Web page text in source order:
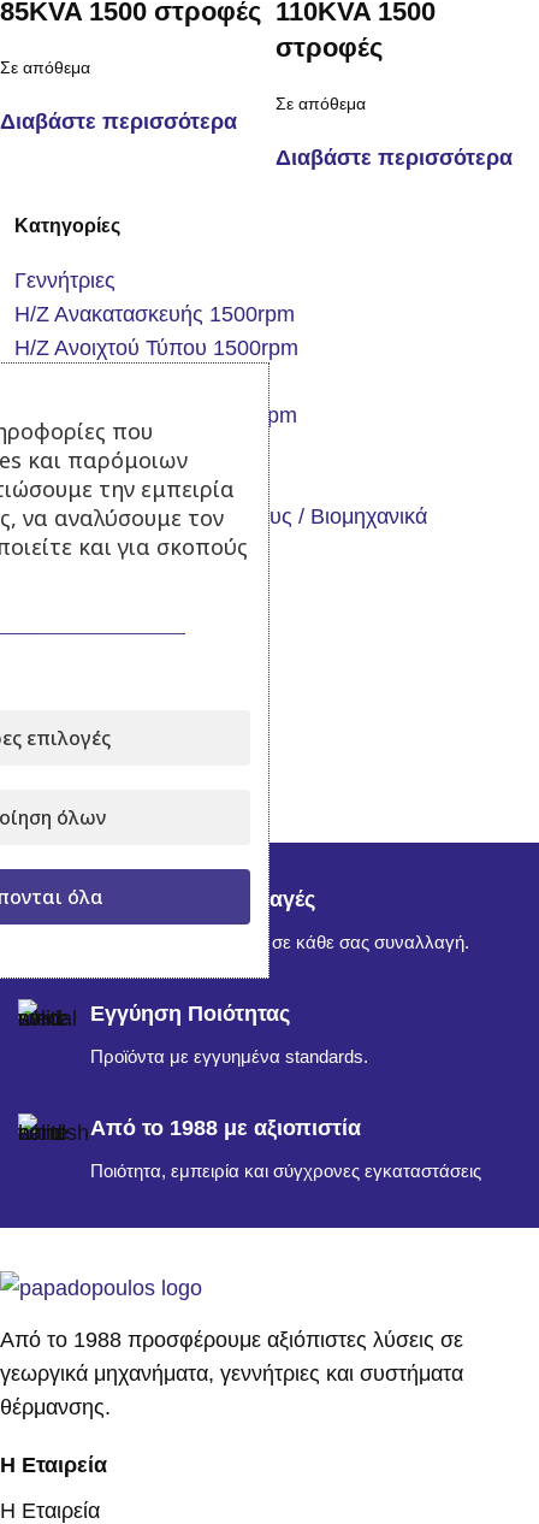
Κατηγορίες
Γεννήτριες
Η/Ζ Ανακατασκευής 1500rpm
Η/Ζ Ανοιχτού Τύπου 1500rpm
Η/Ζ Κλειστού τύπου 1500rpm
Η/Ζ πετρελαίου 3000rpm
Κινητήρες
Μηχανήματα Κήπου /Δάσους / Βιομηχανικά
Θέρμανση
85KVA 1500 στροφές
Σε απόθεμα
Διαβάστε περισσότερα
110KVA 1500
στροφές
Σε απόθεμα
Διαβάστε περισσότερα
Ασφαλείς Συναλλαγές
Απόλυτη εμπιστοσύνη σε κάθε σας συναλλαγή.
Εγγύηση Ποιότητας
Προϊόντα με εγγυημένα standards.
Από το 1988 με αξιοπιστία
Ποιότητα, εμπειρία και σύγχρονες εγκαταστάσεις
Από το 1988 προσφέρουμε αξιόπιστες λύσεις σε
γεωργικά μηχανήματα, γεννήτριες και συστήματα
θέρμανσης.
Η Εταιρεία
Η Εταιρεία
που
και παρόμοιων
την εμπειρία
να αναλύσουμε τον
και για σκοπούς
επιλογές
όλων
όλα